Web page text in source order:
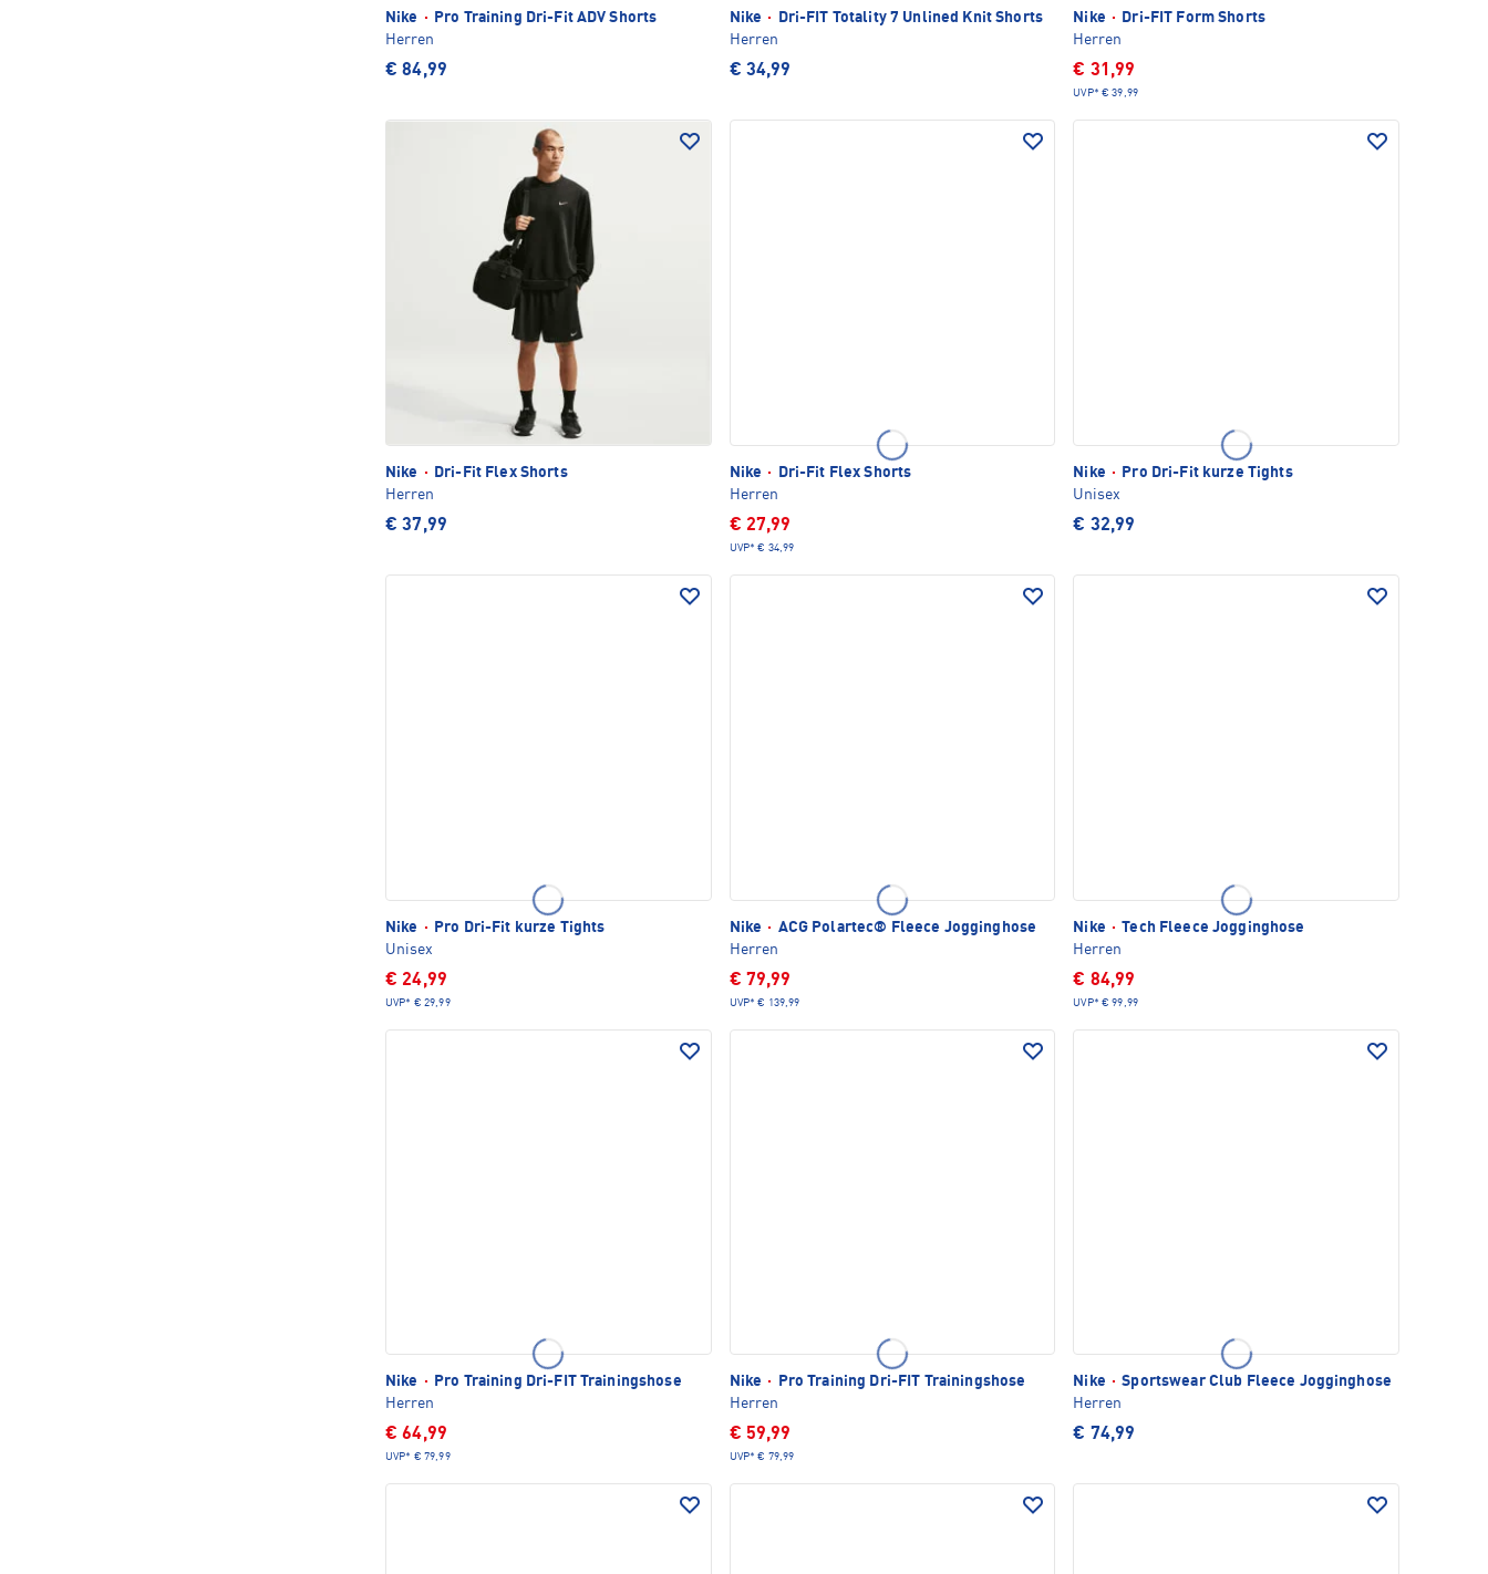
Nike ·
Pro Training Dri-Fit ADV Shorts
Herren
€ 84,99
Nike ·
Dri-FIT Totality 7 Unlined Knit Shorts
Herren
€ 34,99
Nike ·
Dri-FIT Form Shorts
Herren
€ 31,99
UVP* € 39,99
Nike ·
Dri-Fit Flex Shorts
Herren
€ 37,99
Nike ·
Dri-Fit Flex Shorts
Herren
€ 27,99
UVP* € 34,99
Nike ·
Pro Dri-Fit kurze Tights
Unisex
€ 32,99
Nike ·
Pro Dri-Fit kurze Tights
Unisex
€ 24,99
UVP* € 29,99
Nike · ACG Polartec® Fleece Jogginghose
Herren
€ 79,99
UVP* € 139,99
Nike · Tech Fleece Jogginghose
Herren
€ 84,99
UVP* € 99,99
Nike ·
Pro Training Dri-FIT Trainingshose
Herren
€ 64,99
UVP* € 79,99
Nike ·
Pro Training Dri-FIT Trainingshose
Herren
€ 59,99
UVP* € 79,99
Nike · Sportswear Club Fleece Jogginghose
Herren
€ 74,99